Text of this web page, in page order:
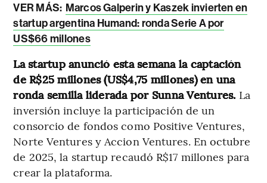
VER MÁS: Marcos Galperin y Kaszek invierten en
startup argentina Humand: ronda Serie A por
US$66 millones
La startup anunció esta semana la captación
de R$25 millones (US$4,75 millones) en una
ronda semilla liderada por Sunna Ventures. La
inversión incluye la participación de un
consorcio de fondos como Positive Ventures,
Norte Ventures y Accion Ventures. En octubre
de 2025, la startup recaudó R$17 millones para
crear la plataforma.